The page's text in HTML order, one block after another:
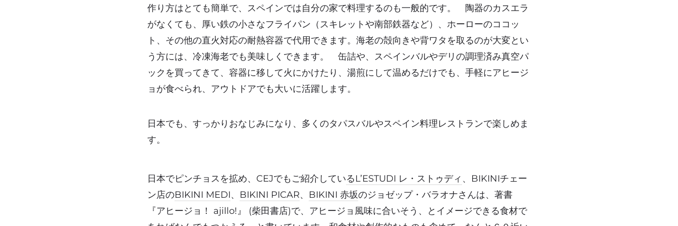
作り方はとても簡単で、スペインでは自分の家で料理するのも一般的です。 陶器のカスエラ
がなくても、厚い鉄の小さなフライパン（スキレットや南部鉄器など）、ホーローのココッ
ト、その他の直火対応の耐熱容器で代用できます。海老の殻向きや背ワタを取るのが大変とい
う方には、冷凍海老でも美味しくできます。 缶詰や、スペインバルやデリの調理済み真空パ
ックを買ってきて、容器に移して火にかけたり、湯煎にして温めるだけでも、手軽にアヒージ
ョが食べられ、アウトドアでも大いに活躍します。
日本でも、すっかりおなじみになり、多くのタパスバルやスペイン料理レストランで楽しめま
す。
日本でピンチョスを拡め、CEJでもご紹介しているL’ESTUDI レ・ストゥディ 、BIKINIチェー
ン店のBIKINI MEDI、 BIKINI PICAR、 BIKINI 赤坂のジョゼップ・バラオナさんは、著書
『アヒージョ！ ajillo!』 (柴田書店)で、アヒージョ風味に合いそう、とイメージできる食材で